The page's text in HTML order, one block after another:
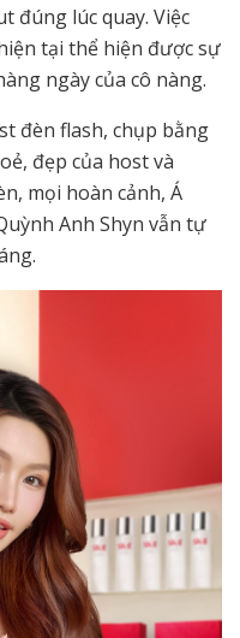
đúng lúc quay. Việc
tại thể hiện được sự
ngày của cô nàng.
đèn flash, chụp bằng
đẹp của host và
mọi hoàn cảnh, Á
Anh Shyn vẫn tự